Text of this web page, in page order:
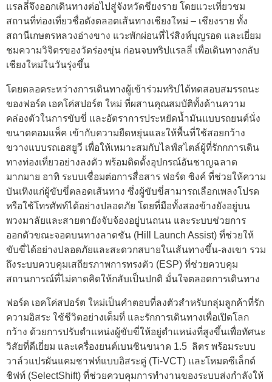
แรลลี่จึงออกเดินทางต่อไปสู่จังหวัดชียงราย โดยแวะเที่ยวชม
สถานที่ท่องเที่ยวชื่อดังตลอดเส้นทางเชียงใหม่ – เชียงราย ทั้ง
สถานีเกษตรหลวงอ่างขาง แวะพักผ่อนที่ไร่สิงห์บุญรอด และเยี่ยม
ชมความวิจิตรของวัดร่องขุ่น ก่อนจบทริปแรลลี่ เพื่อเดินทางกลับ
เชียงใหม่ในวันรุ่งขึ้น
โดยตลอดระหว่างการเดินทางผู้เข้าร่วมทริปได้ทดสอบสมรรถนะ
ของฟอร์ด เอคโค่สปอร์ต ใหม่ ที่ผสานคุณสมบัติทั้งด้านความ
คล่องตัวในการขับขี่ และอัตราการประหยัดน้ำมันแบบรถยนต์นั่ง
ขนาดคอมแพ็ค เข้ากับความยืดหยุ่นและให้พื้นที่ใช้สอยกว้าง
ขวางแบบรถเอสยูวี เพื่อให้เหมาะสมกับไลฟ์สไตล์ผู้ที่รักกการเดิน
ทางท่องเที่ยวอย่างลงตัว พร้อมติดตั้งอุปกรณ์อันชาญฉลาด
มากมาย อาทิ ระบบเชื่อมต่อการสื่อสาร ฟอร์ด ซิงค์ ที่ช่วยให้ความ
บันเทิงแก่ผู้ขับขี่ตลอดเส้นทาง ซึ่งผู้ขับขี่สามารถเลือกเพลงโปรด
หรือใช้โทรศัพท์ได้อย่างปลอดภัย โดยที่มือทั้งสองข้างยังอยู่บน
พวงมาลัยและสายตายังจับจ้องอยู่บนถนน และระบบช่วยการ
ออกตัวขณะจอดบนทางลาดชัน (Hill Launch Assist) ที่ช่วยให้
ขับขี่ได้อย่างปลอดภัยและสะดวกสบายในเส้นทางขึ้น-ลงเขา รวม
ถึงระบบควบคุมเสถียรภาพการทรงตัว (ESP) ที่ช่วยควบคุม
สถานการณ์ที่ไม่คาดคิดให้กลับเป็นปกติ มั่นใจตลอดการเดินทาง
ฟอร์ด เอคโค่สปอร์ต ใหม่เป็นคำตอบที่ลงตัวสำหรับกลุ่มลูกค้าที่รัก
ความอิสระ ใช้ชีวิตอย่างเต็มที่ และรักการเดินทางเพื่อเปิดโลก
กว้าง ด้วยการปรับตำแหน่งผู้ขับขี่ให้อยู่ตำแหน่งที่สูงขึ้นเพื่อทัศนะ
วิสัยที่ดีเยี่ยม และเครื่องยนต์เบนซินขนาด 1.5 ลิตร พร้อมระบบ
วาล์วแปรผันแคมชาฟท์แบบอิสระคู่ (Ti-VCT) และโหมดซีเล็กต์
ชิฟท์ (SelectShift) ที่ช่วยควบคุมการทำงานของระบบส่งกำลังให้